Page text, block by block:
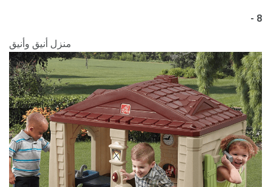
8 -
منزل أنيق وأنيق